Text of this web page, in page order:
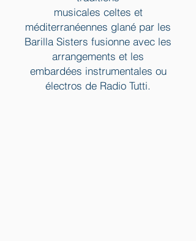
musicales celtes et
méditerranéennes glané par les
Barilla Sisters fusionne avec les
arrangements et les
embardées instrumentales ou
électros de Radio Tutti.